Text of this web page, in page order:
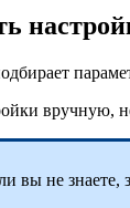
вручную,
вы не знаете,